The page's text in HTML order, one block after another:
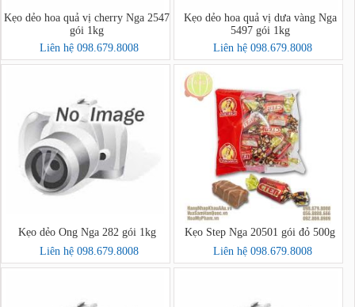
Kẹo dẻo hoa quả vị cherry Nga 2547
gói 1kg
Liên hệ 098.679.8008
Kẹo dẻo hoa quả vị dưa vàng Nga
5497 gói 1kg
Liên hệ 098.679.8008
Kẹo dẻo Ong Nga 282 gói 1kg
Liên hệ 098.679.8008
Kẹo Step Nga 20501 gói đỏ 500g
Liên hệ 098.679.8008